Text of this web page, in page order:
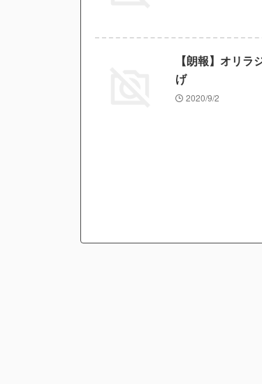
【朗報】オリ
げ
2020/9/2